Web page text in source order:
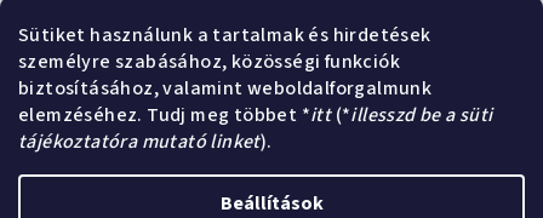
Sütiket használunk a tartalmak és hirdetések
személyre szabásához, közösségi funkciók
biztosításához, valamint weboldalforgalmunk
elemzéséhez. Tudj meg többet *itt(*illesszd be a süti
tájékoztatóra mutató linket).
Beállítások
Információ
A vásárlás lépései
Üzleti feltételek (ÁSZF)
Adatkezelési tájékoztató